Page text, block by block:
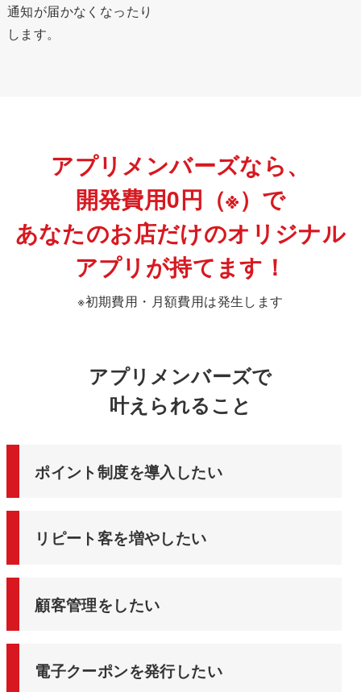
通知が届かなくなったり
します。
アプリメンバーズなら、
開発費用0円（※）で
あなたのお店だけのオリジナル
アプリが持てます！
※初期費用・月額費用は発生します
アプリメンバーズで
叶えられること
ポイント制度を導入したい
リピート客を増やしたい
顧客管理をしたい
電子クーポンを発行したい